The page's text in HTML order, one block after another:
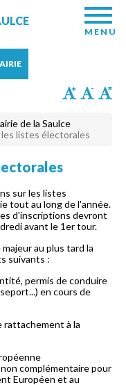
MENU
de la Saulce
listes électorales
sur les listes
tout au long de l'année.
d'inscriptions devront
avant le 1er tour.
au plus tard la
suivants :
permis de conduire
en cours de
rattachement à la
complémentaire pour
Européen et au